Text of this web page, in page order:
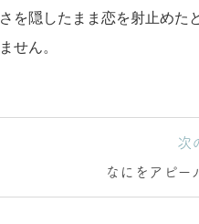
を隠したまま恋を射止めた
せん。
次
なにをアピー